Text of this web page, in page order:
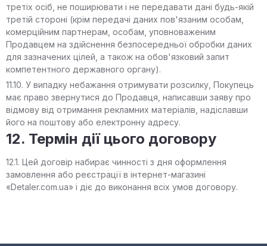
третіх осіб, не поширювати і не передавати дані будь-якій
третій стороні (крім передачі даних пов'язаним особам,
комерційним партнерам, особам, уповноваженим
Продавцем на здійснення безпосередньої обробки даних
для зазначених цілей, а також на обов'язковий запит
компетентного державного органу).
11.10. У випадку небажання отримувати розсилку, Покупець
має право звернутися до Продавця, написавши заяву про
відмову від отримання рекламних матеріалів, надіславши
його на поштову або електронну адресу.
12. Термін дії цього договору
12.1. Цей договір набирає чинності з дня оформлення
замовлення або реєстрації в інтернет-магазині
«Detaler.com.ua» і діє до виконання всіх умов договору.